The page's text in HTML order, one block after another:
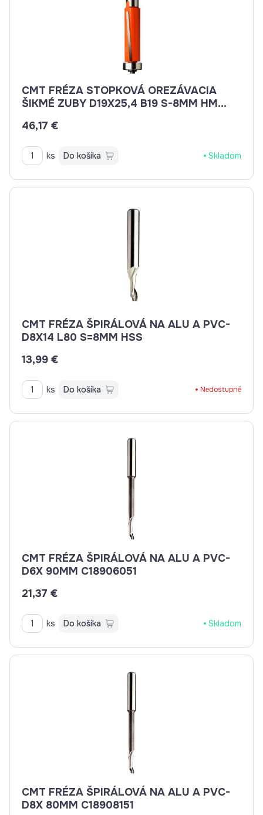
CMT FRÉZA STOPKOVÁ OREZÁVACIA
ŠIKMÉ ZUBY D19X25,4 B19 S-8MM HM
46,17 €
ks Do košíka Skladom
CMT FRÉZA ŠPIRÁLOVÁ NA ALU A PVC-
D8X14 L80 S=8MM HSS
13,99 €
ks Do košíka Nedostupné
CMT FRÉZA ŠPIRÁLOVÁ NA ALU A PVC-
D6X 90MM C18906051
21,37 €
ks Do košíka Skladom
CMT FRÉZA ŠPIRÁLOVÁ NA ALU A PVC-
D8X 80MM C18908151